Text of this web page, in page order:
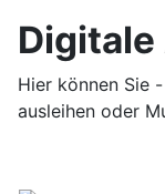
Hier können Sie
ausleihen oder